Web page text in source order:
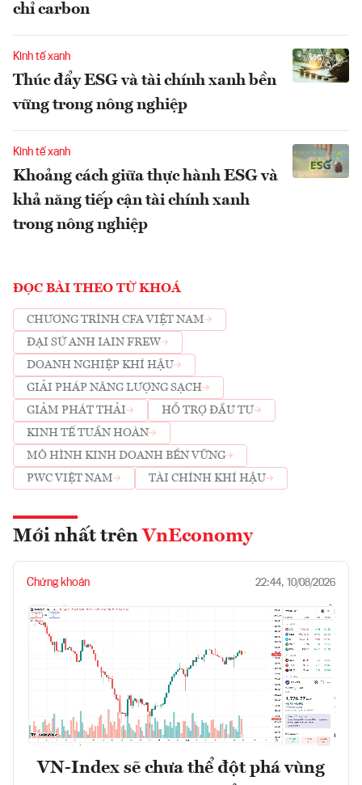
chỉ carbon
Kinh tế xanh
Thúc đẩy ESG và tài chính xanh bền
vững trong nông nghiệp
Kinh tế xanh
Khoảng cách giữa thực hành ESG và
khả năng tiếp cận tài chính xanh
trong nông nghiệp
ĐỌC BÀI THEO TỪ KHOÁ
CHƯƠNG TRÌNH CFA VIỆT NAM
ĐẠI SỨ ANH IAIN FREW
DOANH NGHIỆP KHÍ HẬU
GIẢI PHÁP NĂNG LƯỢNG SẠCH
GIẢM PHÁT THẢI
HỖ TRỢ ĐẦU TƯ
KINH TẾ TUẦN HOÀN
MÔ HÌNH KINH DOANH BỀN VỮNG
PWC VIỆT NAM
TÀI CHÍNH KHÍ HẬU
Mới nhất trên VnEconomy
Chứng khoán 22:44, 10/08/2026
VN-Index sẽ chưa thể đột phá vùng